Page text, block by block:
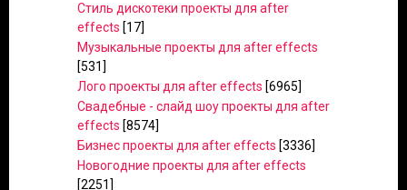
Стиль дискотеки проекты для after
effects [17]
Музыкальные проекты для after effects
[531]
Лого проекты для after effects [6965]
Свадебные - слайд шоу проекты для after
effects [8574]
Бизнес проекты для after effects [3336]
Новогодние проекты для after effects
[2251]